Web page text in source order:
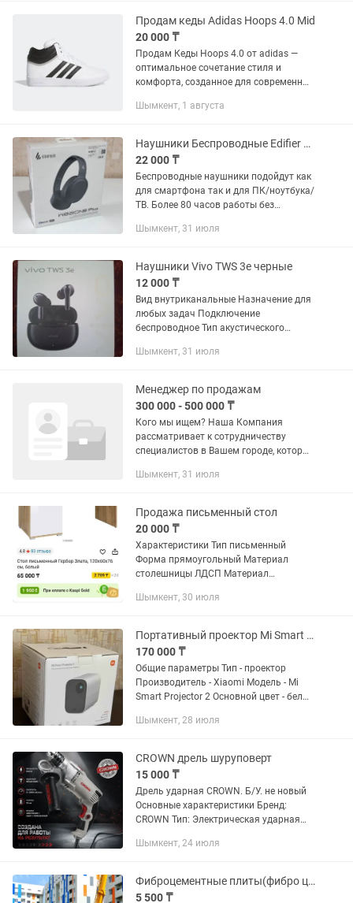
удобство...
Продам кеды Adidas Hoops 4.0 Mid
20 000 ₸
Продам Кеды Hoops 4.0 от adidas —
оптимальное сочетание стиля и
комфорта, созданное для современных
обувь для своих повседневных
Шымкент, 1 августа
Наушники Беспроводные Edifier W820NB Plus
22 000 ₸
Беспроводные наушники подойдут как
для смартфона так и для ПК/ноутбука/
ТВ. Более 80 часов работы без
шумоподавление, мягкие приятные на
сборки...
Шымкент, 31 июля
Наушники Vivo TWS 3e черные
12 000 ₸
Вид внутриканальные Назначение для
любых задач Подключение
беспроводное Тип акустического
воспроизведения 20 Гц - 20000 Гц
дБ Вес 4.4...
Шымкент, 31 июля
Менеджер по продажам
300 000 - 500 000 ₸
Кого мы ищем? Наша Компания
рассматривает к сотрудничеству
специалистов в Вашем городе, которые
клиентами и доводить сделки до
Шымкент, 31 июля
Продажа письменный стол
20 000 ₸
Характеристики Тип письменный
Форма прямоугольный Материал
столешницы ЛДСП Материал
Глубина 60.0 см Высота 76.0 см
Применение для офиса, для...
Шымкент, 30 июля
Портативный проектор Mi Smart Projector 2
170 000 ₸
Общие параметры Тип - проектор
Производитель - Xiaomi Модель - Mi
Smart Projector 2 Основной цвет - белый
технология - DLP Разрешение -
Шымкент, 28 июля
CROWN дрель шуруповерт
15 000 ₸
Дрель ударная CROWN. Б/У. не новый
Основные характеристики Бренд:
CROWN Тип: Электрическая ударная
патрона: Ключевой, металлический
Шымкент, 24 июля
Фиброцементные плиты(фибро цементные панели, ФЦП, КЦП)
5 500 ₸